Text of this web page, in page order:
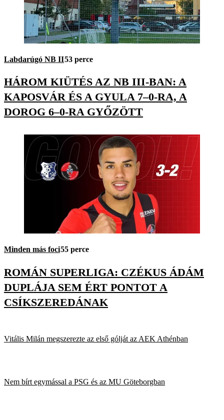
Labdarúgó NB II53 perce
HÁROM KIÜTÉS AZ NB III-BAN: A
KAPOSVÁR ÉS A GYULA 7–0-RA, A
DOROG 6–0-RA GYŐZÖTT
Minden más foci55 perce
ROMÁN SUPERLIGA: CZÉKUS ÁDÁM
DUPLÁJA SEM ÉRT PONTOT A
CSÍKSZEREDÁNAK
Vitális Milán megszerezte az első gólját az AEK Athénban
Nem bírt egymással a PSG és az MU Göteborgban